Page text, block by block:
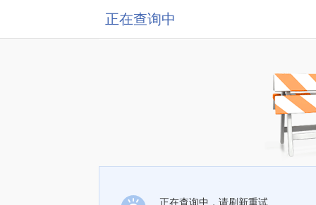
正在查询中
正在查询中，请刷新重试